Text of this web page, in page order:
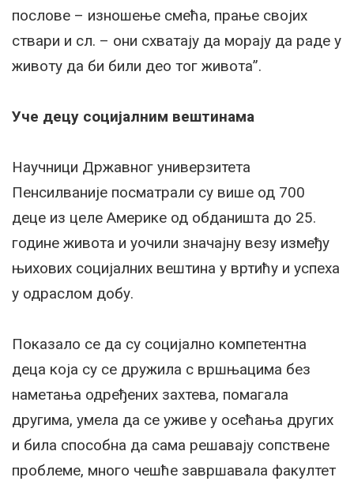
послове – изношење смећа, прање својих
ствари и сл. – они схватају да морају да раде у
животу да би били део тог живота”.
Уче децу социјалним вештинама
Научници Државног универзитета
Пенсилваније посматрали су више од 700
деце из целе Америке од обданишта до 25.
године живота и уочили значајну везу између
њихових социјалних вештина у вртићу и успеха
у одраслом добу.
Показало се да су социјално компетентна
деца која су се дружила с вршњацима без
наметања одређених захтева, помагала
другима, умела да се уживе у осећања других
и била способна да сама решавају сопствене
проблеме, много чешће завршавала факултет